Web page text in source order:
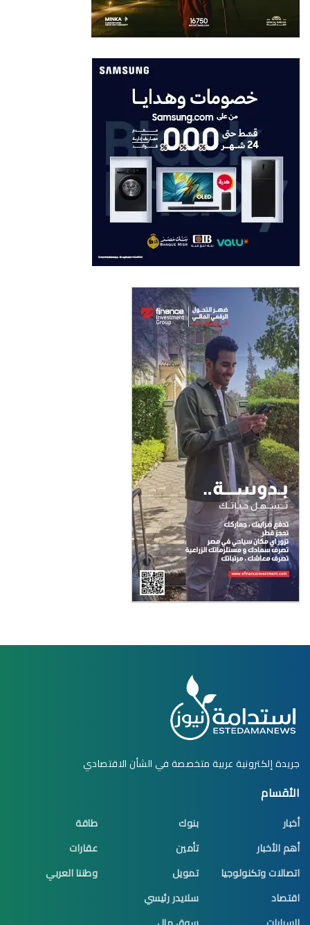
جريدة إلكترونية عربية متخصصة في الشأن الاقتصادي
الأقسام
أخبار
أهم الأخبار
اتصالات وتكنولوجيا
اقتصاد
بنوك
تأمين
تمويل
سلايدر رئيسي
طاقة
عقارات
وطننا العربي